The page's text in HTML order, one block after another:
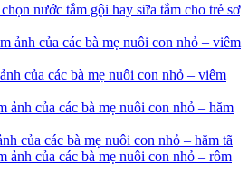
nước tắm gội hay sữa tắm cho trẻ sơ
của các bà mẹ nuôi con nhỏ – viêm
của các bà mẹ nuôi con nhỏ – hăm tã